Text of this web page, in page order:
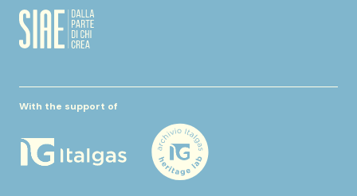
With the support of